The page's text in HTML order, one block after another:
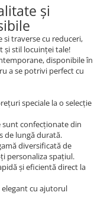
și
si traverse cu reduceri,
și stil locuinței tale!
disponibile în
a se potrivi perfect cu
speciale la o selecție
sunt confecționate din
de lungă durată.
diversificată de
personaliza spațiul.
și eficientă direct la
cu ajutorul